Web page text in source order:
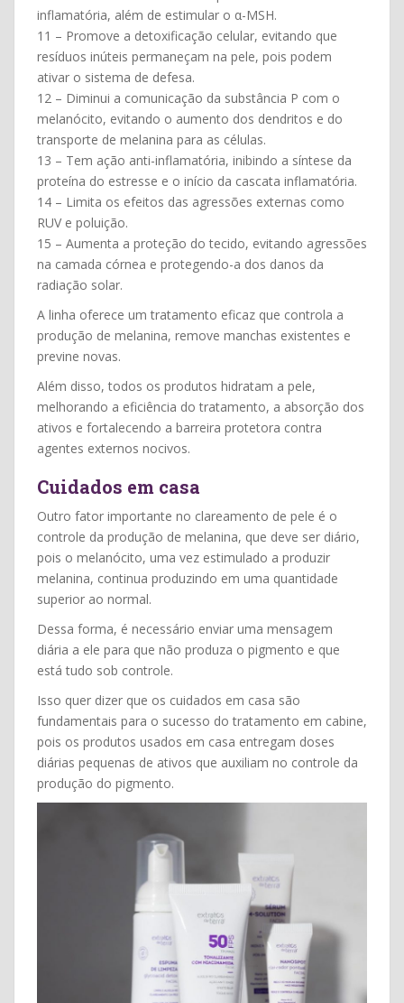
inflamatória, além de estimular o α-MSH.
11 – Promove a detoxificação celular, evitando que
resíduos inúteis permaneçam na pele, pois podem
ativar o sistema de defesa.
12 – Diminui a comunicação da substância P com o
melanócito, evitando o aumento dos dendritos e do
transporte de melanina para as células.
13 – Tem ação anti-inflamatória, inibindo a síntese da
proteína do estresse e o início da cascata inflamatória.
14 – Limita os efeitos das agressões externas como
RUV e poluição.
15 – Aumenta a proteção do tecido, evitando agressões
na camada córnea e protegendo-a dos danos da
radiação solar.
A linha oferece um tratamento eficaz que controla a
produção de melanina, remove manchas existentes e
previne novas.
Além disso, todos os produtos hidratam a pele,
melhorando a eficiência do tratamento, a absorção dos
ativos e fortalecendo a barreira protetora contra
agentes externos nocivos.
Cuidados em casa
Outro fator importante no clareamento de pele é o
controle da produção de melanina, que deve ser diário,
pois o melanócito, uma vez estimulado a produzir
melanina, continua produzindo em uma quantidade
superior ao normal.
Dessa forma, é necessário enviar uma mensagem
diária a ele para que não produza o pigmento e que
está tudo sob controle.
Isso quer dizer que os cuidados em casa são
fundamentais para o sucesso do tratamento em cabine,
pois os produtos usados em casa entregam doses
diárias pequenas de ativos que auxiliam no controle da
produção do pigmento.